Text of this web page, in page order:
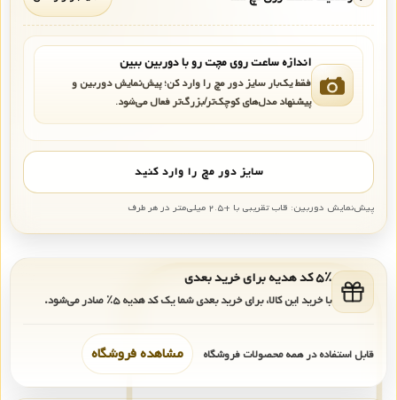
اندازه ساعت روی مچت رو با دوربین ببین
فقط یک‌بار سایز دور مچ را وارد کن؛ پیش‌نمایش دوربین و
پیشنهاد مدل‌های کوچک‌تر/بزرگ‌تر فعال می‌شود.
سایز دور مچ را وارد کنید
پیش‌نمایش دوربین: قاب تقریبی با +۲.۵ میلی‌متر در هر طرف
۵٪ کد هدیه برای خرید بعدی
با خرید این کالا، برای خرید بعدی شما یک کد هدیه۵٪ صادر می‌شود.
قابل استفاده در همه محصولات فروشگاه مشاهده فروشگاه